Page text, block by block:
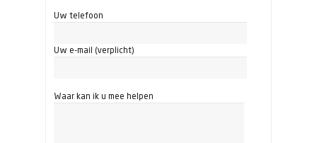
Uw telefoon
Uw e-mail (verplicht)
Waar kan ik u mee helpen